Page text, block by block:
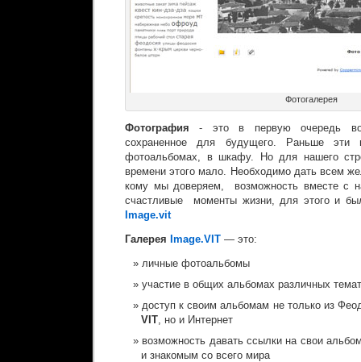
Фотогалерея
Фотография - это в первую очередь
сохраненное для будущего. Раньше эти
фотоальбомах, в шкафу. Но для нашего
времени этого мало. Необходимо дать всем
кому мы доверяем, возможность вместе с
счастливые моменты жизни, для этого и
Image.vit
Галерея Image.VIT — это:
личные фотоальбомы
участие в общих альбомах различных
доступ к своим альбомам не только из
VIT, но и Интернет
возможность давать ссылки на свои
и знакомым со всего мира